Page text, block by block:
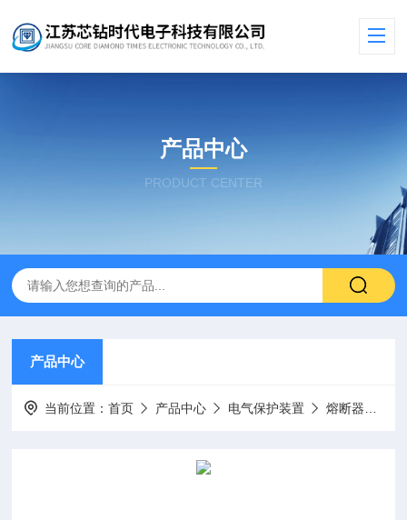
产品中心
PRODUCT CENTER
产品中心
当前位置：首页 产品中心 电气保护装置 熔断器